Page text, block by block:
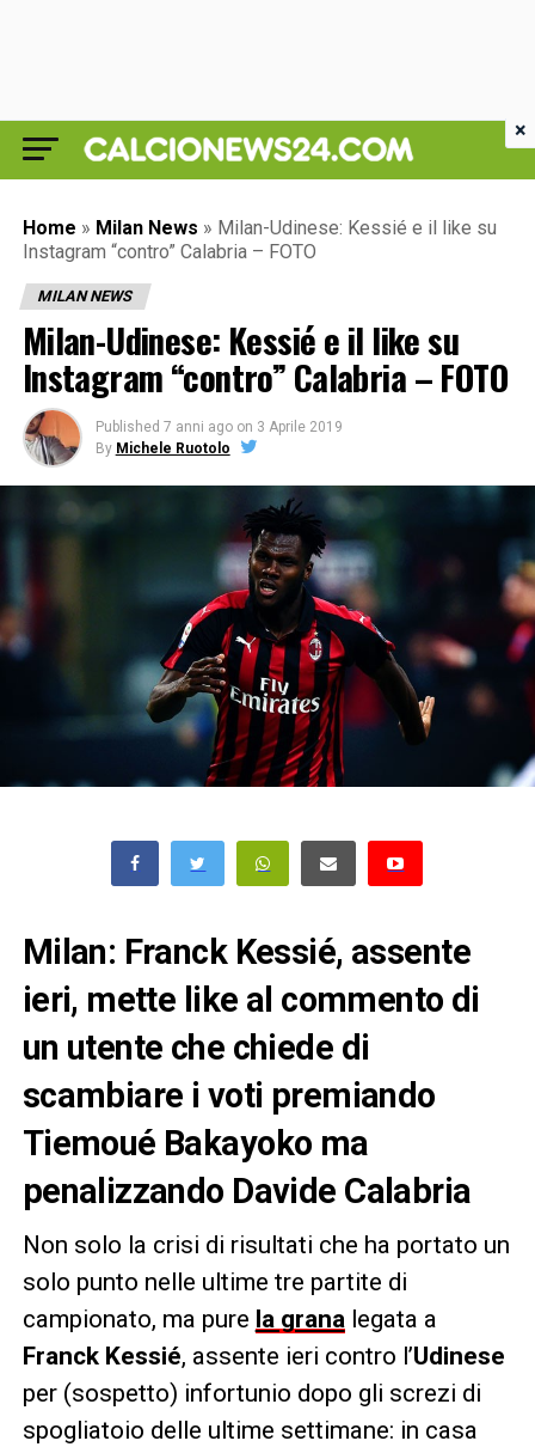
Home » Milan News » Milan-Udinese: Kessié e il like su
Instagram “contro” Calabria – FOTO
MILAN NEWS
Milan-Udinese: Kessié e il like su
Instagram “contro” Calabria – FOTO
Published 7 anni ago on 3 Aprile 2019
By Michele Ruotolo
Milan: Franck Kessié, assente
ieri, mette like al commento di
un utente che chiede di
scambiare i voti premiando
Tiemoué Bakayoko ma
penalizzando Davide Calabria
Non solo la crisi di risultati che ha portato un
solo punto nelle ultime tre partite di
campionato, ma pure la granalegata a
Franck Kessié, assente ieri contro l’Udinese
per (sospetto) infortunio dopo gli screzi di
spogliatoio delle ultime settimane: in casa
×